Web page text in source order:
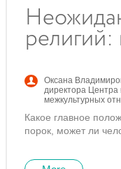
религий:
Оксана
директора Центра
межкультурных
Какое главное
порок, может ли